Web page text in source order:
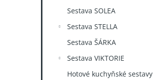
Sestava SOLEA
Sestava STELLA
Sestava ŠÁRKA
Sestava VIKTORIE
Hotové kuchyňské sestavy